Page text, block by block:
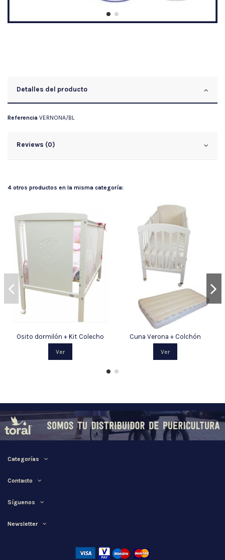
Detalles del producto
Referencia VERNONA/BL
Reviews (0)
4 otros productos en la misma categoría:
Osito dormilón + Kit Colecho
Ver
Cuna Verona + Colchón
Ver
Categorías
Contacto
Síguenos
Newsletter